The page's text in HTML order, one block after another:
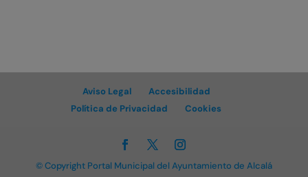
Aviso Legal
Accesibilidad
Política de Privacidad
Cookies
© Copyright Portal Municipal del Ayuntamiento de Alcalá